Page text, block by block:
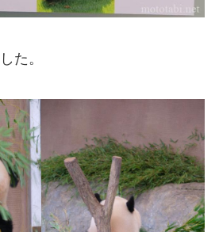
た。